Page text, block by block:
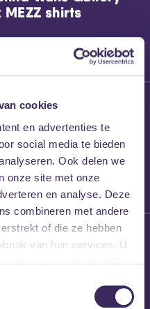
cookies
en advertenties te
social media te bieden
Ook delen we
onze site met onze
en analyse. Deze
combineren met andere
of die ze hebben
van hun services. U
MEZZ shirts
maart 2026
Blog:
Kalf
maart 2026
Blog: High